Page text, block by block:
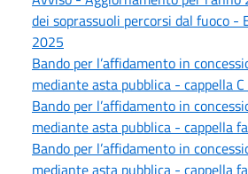
dei soprassuoli percorsi dal fuoco -
2025
Bando per l’affidamento in
mediante asta pubblica - cappella C
Bando per l’affidamento in
mediante asta pubblica - cappella
Bando per l’affidamento in
mediante asta pubblica - cappella